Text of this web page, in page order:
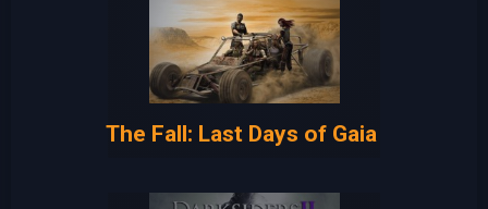
The Fall: Last Days of Gaia